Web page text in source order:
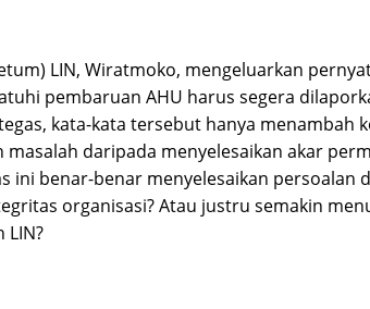
LIN, Wiratmoko, mengeluarkan
pembaruan AHU harus segera
kata-kata tersebut hanya menambah
daripada menyelesaikan akar
ini benar-benar menyelesaikan persoalan
organisasi? Atau justru semakin